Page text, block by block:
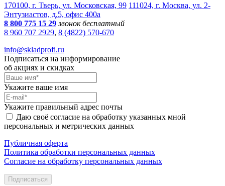
170100, г. Тверь, ул. Московская, 99 111024, г. Москва, ул. 2-
Энтузиастов, д.5, офис 400а
8 800 775 15 29 звонок бесплатный
8 960 707 2929, 8 (4822) 570-670
info@skladprofi.ru
Подписаться на информирование
об акциях и скидках
Укажите ваше имя
Укажите правильный адрес почты
Даю своё согласие на обработку указанных мной
персональных и метрических данных
Публичная оферта
Политика обработки персональных данных
Согласие на обработку персональных данных
Подписаться